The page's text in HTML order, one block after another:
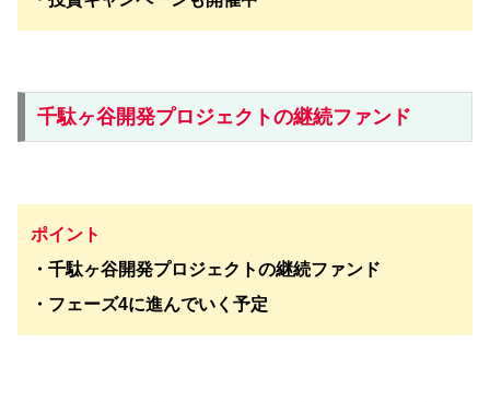
千駄ヶ谷開発プロジェクトの継続ファンド
ポイント
・ 千駄ヶ谷開発プロジェクトの継続ファンド
・ フェーズ4に進んでいく予定